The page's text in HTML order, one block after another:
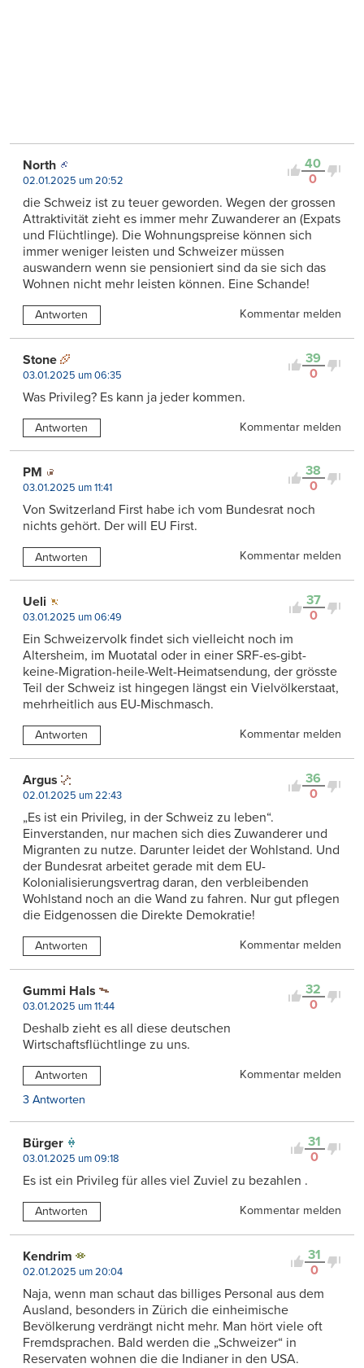
40
0
North
02.01.2025 um 20:52
die Schweiz ist zu teuer geworden. Wegen der grossen
Attraktivität zieht es immer mehr Zuwanderer an (Expats
und Flüchtlinge). Die Wohnungspreise können sich
immer weniger leisten und Schweizer müssen
auswandern wenn sie pensioniert sind da sie sich das
Wohnen nicht mehr leisten können. Eine Schande!
Antworten Kommentar melden
39
0
Stone
03.01.2025 um 06:35
Was Privileg? Es kann ja jeder kommen.
Antworten Kommentar melden
38
0
PM
03.01.2025 um 11:41
Von Switzerland First habe ich vom Bundesrat noch
nichts gehört. Der will EU First.
Antworten Kommentar melden
37
0
Ueli
03.01.2025 um 06:49
Ein Schweizervolk findet sich vielleicht noch im
Altersheim, im Muotatal oder in einer SRF-es-gibt-
keine-Migration-heile-Welt-Heimatsendung, der grösste
Teil der Schweiz ist hingegen längst ein Vielvölkerstaat,
mehrheitlich aus EU-Mischmasch.
Antworten Kommentar melden
36
0
Argus
02.01.2025 um 22:43
„Es ist ein Privileg, in der Schweiz zu leben“.
Einverstanden, nur machen sich dies Zuwanderer und
Migranten zu nutze. Darunter leidet der Wohlstand. Und
der Bundesrat arbeitet gerade mit dem EU-
Kolonialisierungsvertrag daran, den verbleibenden
Wohlstand noch an die Wand zu fahren. Nur gut pflegen
die Eidgenossen die Direkte Demokratie!
Antworten Kommentar melden
32
0
Gummi Hals
03.01.2025 um 11:44
Deshalb zieht es all diese deutschen
Wirtschaftsflüchtlinge zu uns.
Antworten
Kommentar melden
3 Antworten
31
0
Bürger
03.01.2025 um 09:18
Es ist ein Privileg für alles viel Zuviel zu bezahlen .
Antworten Kommentar melden
31
0
Kendrim
02.01.2025 um 20:04
Naja, wenn man schaut das billiges Personal aus dem
Ausland, besonders in Zürich die einheimische
Bevölkerung verdrängt nicht mehr. Man hört viele oft
Fremdsprachen. Bald werden die „Schweizer“ in
Reservaten wohnen die die Indianer in den USA.